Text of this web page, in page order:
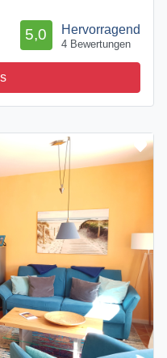
Hervorragend
5,0
4 Bewertungen